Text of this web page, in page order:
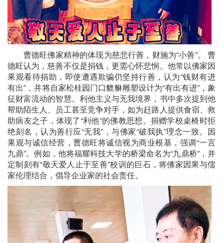
曹德旺佛家精神的体现为慈悲行善，财施为“小善”。 曹
德旺认为，慈善不仅是捐钱，更需心怀悲悯。他常以佛家因
果观看待捐助，即使遭遇欺骗仍坚持行善，认为“钱财有进
有出”，并将自家松桂园门口貔貅雕塑设计为“有出有进”，象
征财富流动的智慧。利他主义与无我境界，书中多次提到他
帮助陌生人、员工甚至竞争对手，如为赶路人提供食宿、救
助病友之子，体现了“利他”的佛教思想。捐赠学校桌椅时拒
绝刻名，认为善行应“无我”，与佛家“破我执”理念一致。因
果观与诚信经营，曹德旺将诚信视为商业根基，强调“一言
九鼎”。例如，他将福耀科技大学的桥梁命名为“九鼎桥”，并
定制刻有“敬天爱人止于至善”校训的巨石，将佛家因果与儒
家伦理结合，倡导企业家的社会责任。